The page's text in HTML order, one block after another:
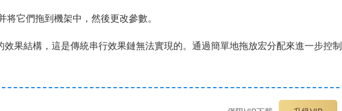
它們拖到機架中，然後更改參數。
果結構，這是傳統串行效果鏈無法實現的。通過簡單地拖放宏分配來進一步控制